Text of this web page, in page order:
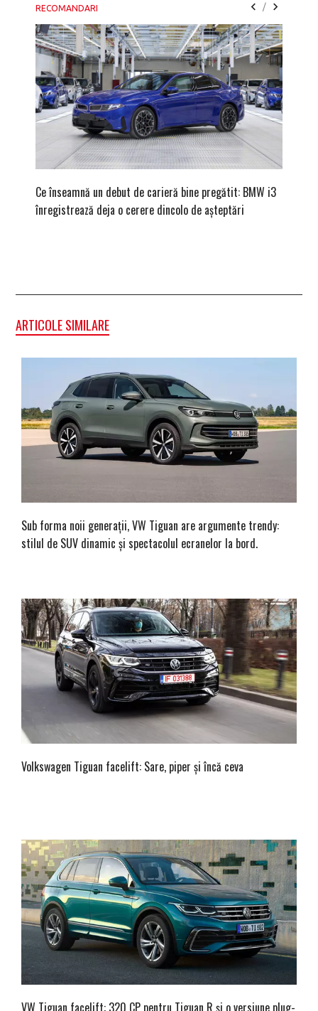
RECOMANDARI /
Ce înseamnă un debut de carieră bine pregătit: BMW i3
înregistrează deja o cerere dincolo de așteptări
ARTICOLE SIMILARE
Sub forma noii generații, VW Tiguan are argumente trendy:
stilul de SUV dinamic și spectacolul ecranelor la bord.
Volkswagen Tiguan facelift: Sare, piper și încă ceva
VW Tiguan facelift: 320 CP pentru Tiguan R și o versiune plug-